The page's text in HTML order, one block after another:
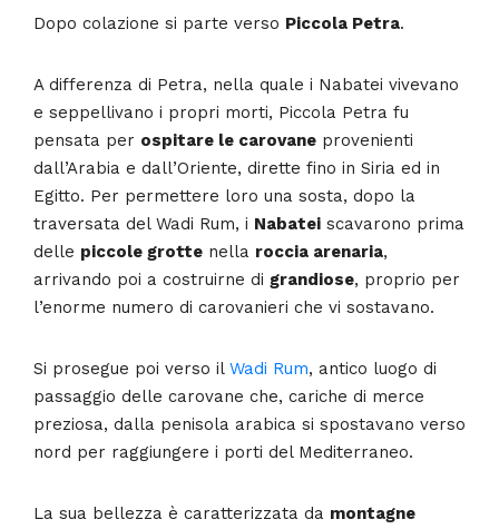
Dopo colazione si parte verso Piccola Petra.
A differenza di Petra, nella quale i Nabatei vivevano
e seppellivano i propri morti, Piccola Petra fu
pensata per ospitare le carovane provenienti
dall’Arabia e dall’Oriente, dirette fino in Siria ed in
Egitto. Per permettere loro una sosta, dopo la
traversata del Wadi Rum, i Nabatei scavarono prima
delle piccole grotte nella roccia arenaria,
arrivando poi a costruirne di grandiose, proprio per
l’enorme numero di carovanieri che vi sostavano.
Si prosegue poi verso il Wadi Rum, antico luogo di
passaggio delle carovane che, cariche di merce
preziosa, dalla penisola arabica si spostavano verso
nord per raggiungere i porti del Mediterraneo.
La sua bellezza è caratterizzata da montagne